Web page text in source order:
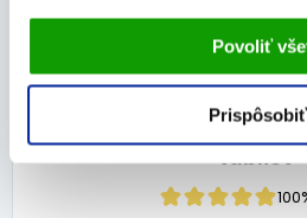
Vami udelený súhlas bude
roka. Zmenu nastavení Vami
môžete upraviť v časti stránky
Povoliť
Prispôsobiť
GS Vitamín C 1000 so
tabliet